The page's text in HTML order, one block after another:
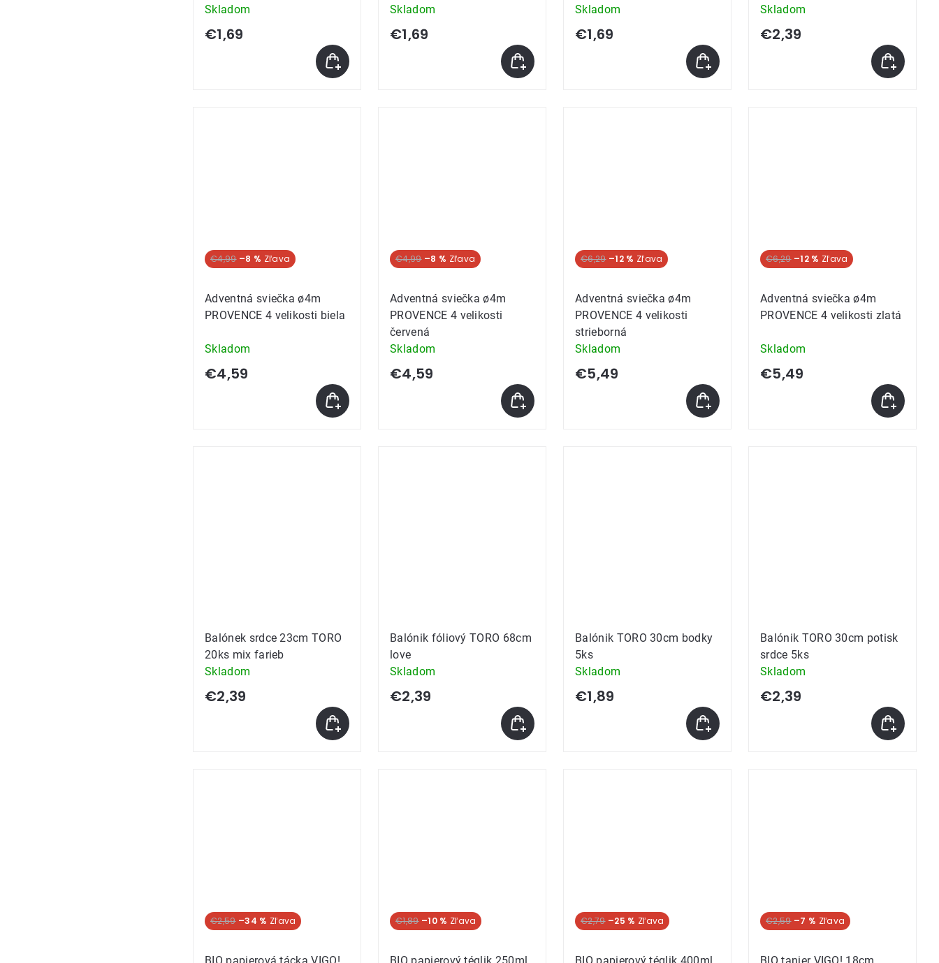
Skladom
€1,69
Skladom
€1,69
Skladom
€1,69
Skladom
€2,39
€4,99 –8 %
Adventná sviečka ø4m
PROVENCE 4 velikosti biela
Skladom
€4,59
€4,99 –8 %
Adventná sviečka ø4m
PROVENCE 4 velikosti
červená
Skladom
€4,59
€6,29 –12 %
Adventná sviečka ø4m
PROVENCE 4 velikosti
strieborná
Skladom
€5,49
€6,29 –12 %
Adventná sviečka ø4m
PROVENCE 4 velikosti zlatá
Skladom
€5,49
Balónek srdce 23cm TORO
20ks mix farieb
Skladom
€2,39
Balónik fóliový TORO 68cm
love
Skladom
€2,39
Balónik TORO 30cm bodky
5ks
Skladom
€1,89
Balónik TORO 30cm potisk
srdce 5ks
Skladom
€2,39
€2,59 –34 % €1,89 –10 % €2,79 –25 % €2,59 –7 %